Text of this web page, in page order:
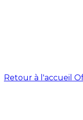
Retour à l'accueil